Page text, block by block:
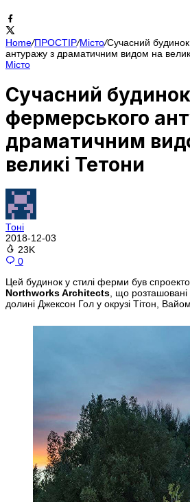
Home/ПРОСТІР/Місто/Сучасний
антуражу з драматичним видом на
Місто
Сучасний будинок
фермерського
драматичним
великі Тетони
Тоні
2018-12-03
23K
0
Цей будинок у стилі ферми був
Northworks Architects, що розташовані
долині Джексон Гол у окрузі Тітон,